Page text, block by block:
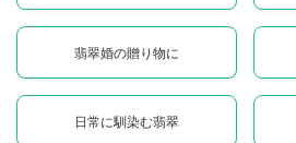
翡翠婚の贈り物に
日常に馴染む翡翠